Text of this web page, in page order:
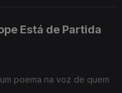
Está de Partida
poema na voz de quem